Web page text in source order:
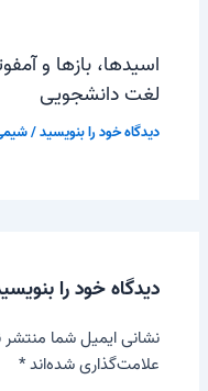
اسیدها، بازها و
لغت دانشجویی
دیدگاه‌ خود را بنویسید/
دیدگاه‌ خود را
نشانی ایمیل شما
علامت‌گذاری شده‌اند*